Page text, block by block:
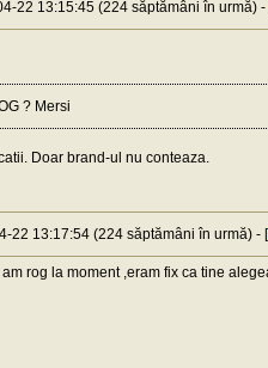
22 13:15:45 (224 săptămâni în urmă) -
? Mersi
Doar brand-ul nu conteaza.
22 13:17:54 (224 săptămâni în urmă) - [
rog la moment ,eram fix ca tine